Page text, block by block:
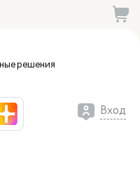
решения
Вход